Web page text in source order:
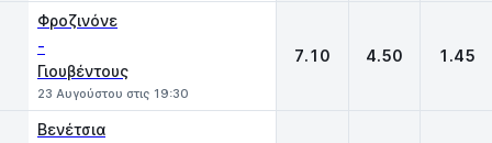
Φροζινόνε
-
Γιουβέντους
23 Αυγούστου στις 19:30
7.10 4.50 1.45
Βενέτσια